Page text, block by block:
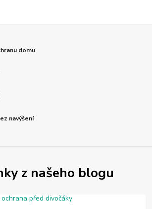
domu
navýšení
z našeho blogu